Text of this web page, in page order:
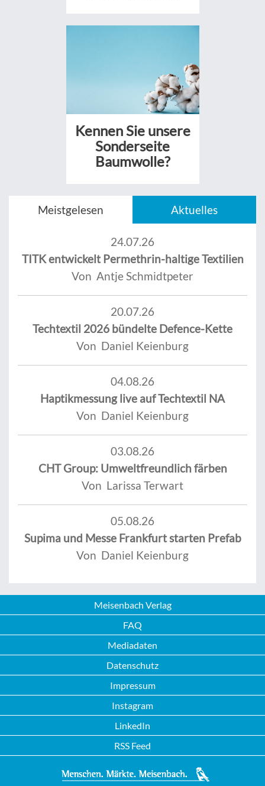
Kennen Sie unsere
Sonderseite
Baumwolle?
Meistgelesen Aktuelles
24.07.26
TITK entwickelt Permethrin-haltige Textilien
Von Antje Schmidtpeter
20.07.26
Techtextil 2026 bündelte Defence-Kette
Von Daniel Keienburg
04.08.26
Haptikmessung live auf Techtextil NA
Von Daniel Keienburg
03.08.26
CHT Group: Umweltfreundlich färben
Von Larissa Terwart
05.08.26
Supima und Messe Frankfurt starten Prefab
Von Daniel Keienburg
Meisenbach Verlag
FAQ
Mediadaten
Datenschutz
Impressum
Instagram
LinkedIn
RSS Feed